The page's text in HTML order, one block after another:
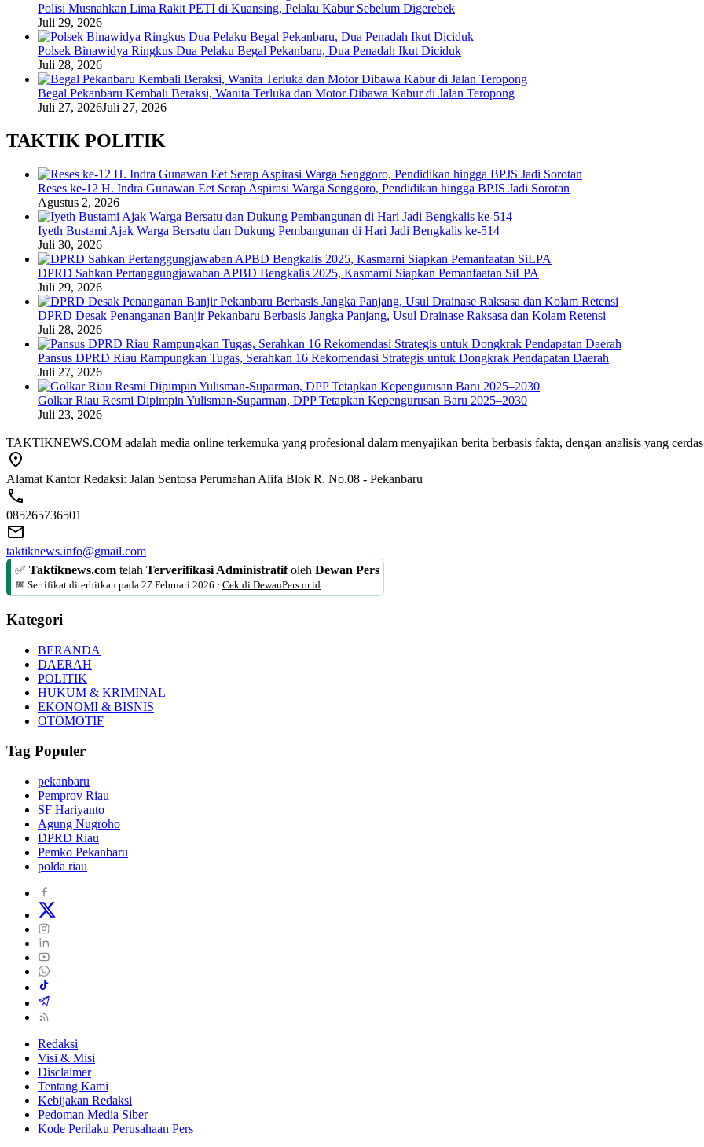
Polisi Musnahkan Lima Rakit PETI di Kuansing, Pelaku Kabur Sebelum Digerebek
Juli 29, 2026
Polsek Binawidya Ringkus Dua Pelaku Begal Pekanbaru, Dua Penadah Ikut Diciduk
Juli 28, 2026
Begal Pekanbaru Kembali Beraksi, Wanita Terluka dan Motor Dibawa Kabur di Jalan Teropong
Juli 27, 2026Juli 27, 2026
TAKTIK POLITIK
Reses ke-12 H. Indra Gunawan Eet Serap Aspirasi Warga Senggoro, Pendidikan hingga BPJS Jadi Sorotan
Agustus 2, 2026
Iyeth Bustami Ajak Warga Bersatu dan Dukung Pembangunan di Hari Jadi Bengkalis ke-514
Juli 30, 2026
DPRD Sahkan Pertanggungjawaban APBD Bengkalis 2025, Kasmarni Siapkan Pemanfaatan SiLPA
Juli 29, 2026
DPRD Desak Penanganan Banjir Pekanbaru Berbasis Jangka Panjang, Usul Drainase Raksasa dan Kolam Retensi
Juli 28, 2026
Pansus DPRD Riau Rampungkan Tugas, Serahkan 16 Rekomendasi Strategis untuk Dongkrak Pendapatan Daerah
Juli 27, 2026
Golkar Riau Resmi Dipimpin Yulisman-Suparman, DPP Tetapkan Kepengurusan Baru 2025–2030
Juli 23, 2026
TAKTIKNEWS.COM adalah media online terkemuka yang profesional dalam menyajikan berita berbasis fakta, dengan analisis yang
Alamat Kantor Redaksi: Jalan Sentosa Perumahan Alifa Blok R. No.08 - Pekanbaru
085265736501
taktiknews.info@gmail.com
✅ Taktiknews.com telah Terverifikasi Administratifoleh Dewan Pers
📅 Sertifikat diterbitkan pada 27 Februari 2026 · Cek di DewanPers.or.id
Kategori
BERANDA
DAERAH
POLITIK
HUKUM & KRIMINAL
EKONOMI & BISNIS
OTOMOTIF
Tag Populer
pekanbaru
Pemprov Riau
SF Hariyanto
Agung Nugroho
DPRD Riau
Pemko Pekanbaru
polda riau
Redaksi
Visi & Misi
Disclaimer
Tentang Kami
Kebijakan Redaksi
Pedoman Media Siber
Kode Perilaku Perusahaan Pers